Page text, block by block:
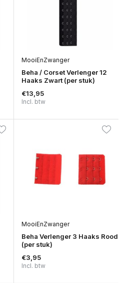
MooiEnZwanger
Beha / Corset Verlenger 12
Haaks Zwart (per stuk)
€13,95
Incl. btw
MooiEnZwanger
Beha Verlenger 3 Haaks Rood
(per stuk)
€3,95
Incl. btw